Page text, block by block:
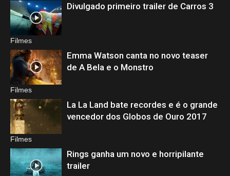
Filmes
Divulgado primeiro trailer de Carros 3
Filmes
Emma Watson canta no novo teaser
de A Bela e o Monstro
Filmes
La La Land bate recordes e é o grande
vencedor dos Globos de Ouro 2017
Rings ganha um novo e horripilante
trailer